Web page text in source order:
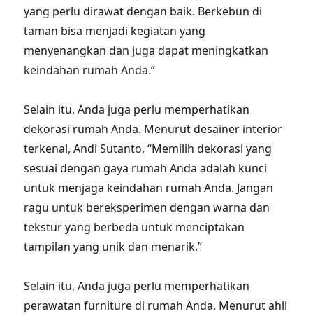
yang perlu dirawat dengan baik. Berkebun di
taman bisa menjadi kegiatan yang
menyenangkan dan juga dapat meningkatkan
keindahan rumah Anda.”
Selain itu, Anda juga perlu memperhatikan
dekorasi rumah Anda. Menurut desainer interior
terkenal, Andi Sutanto, “Memilih dekorasi yang
sesuai dengan gaya rumah Anda adalah kunci
untuk menjaga keindahan rumah Anda. Jangan
ragu untuk bereksperimen dengan warna dan
tekstur yang berbeda untuk menciptakan
tampilan yang unik dan menarik.”
Selain itu, Anda juga perlu memperhatikan
perawatan furniture di rumah Anda. Menurut ahli